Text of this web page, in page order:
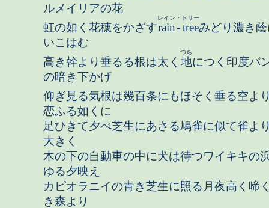
ルメイリアの花
虹の如く花穂をかざすrain
レイン
-
・
tree
トリー
みどり濃き
いこはむ
高き幹より垂るる根は太く 地
つち
につく印度バ
の暗き下かげ
仰ぎ見る気根は幾百条にもほそく垂る空よ
恋ふる如くに
足ひきて夕べ芝生にあさる鳩雀に似て雀よ
大きく
木の下の自動車の中に犬は待つワイキキの
ゆる夕映え
カピオラニイの青き芝生に照る月夜高く啼
き森より